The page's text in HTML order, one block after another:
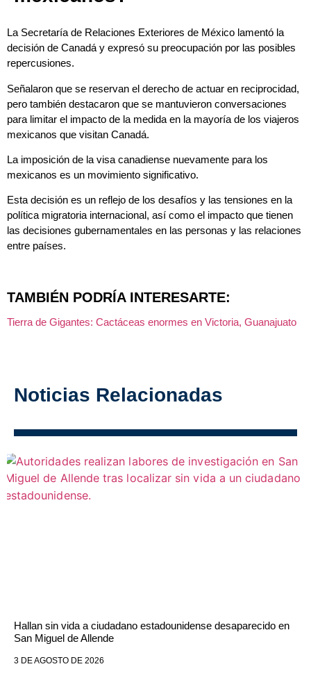
La Secretaría de Relaciones Exteriores de México lamentó la
decisión de Canadá y expresó su preocupación por las posibles
repercusiones.
Señalaron que se reservan el derecho de actuar en reciprocidad,
pero también destacaron que se mantuvieron conversaciones
para limitar el impacto de la medida en la mayoría de los viajeros
mexicanos que visitan Canadá.
La imposición de la visa canadiense nuevamente para los
mexicanos es un movimiento significativo.
Esta decisión es un reflejo de los desafíos y las tensiones en la
política migratoria internacional, así como el impacto que tienen
las decisiones gubernamentales en las personas y las relaciones
entre países.
TAMBIÉN PODRÍA INTERESARTE:
Tierra de Gigantes: Cactáceas enormes en Victoria, Guanajuato
Noticias Relacionadas
Hallan sin vida a ciudadano estadounidense desaparecido en
San Miguel de Allende
3 DE AGOSTO DE 2026